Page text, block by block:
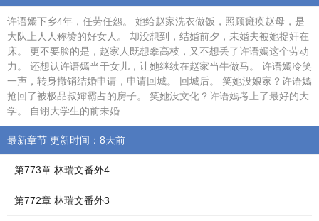
许语嫣下乡4年，任劳任怨。 她给赵家洗衣做饭，照顾瘫痪赵母，是
大队上人人称赞的好女人。 却没想到，结婚前夕，未婚夫被她捉奸在
床。 更不要脸的是，赵家人既想攀高枝，又不想丢了许语嫣这个劳动
力。 还想认许语嫣当干女儿，让她继续在赵家当牛做马。 许语嫣冷笑
一声，转身撤销结婚申请，申请回城。 回城后。 笑她没娘家？许语嫣
抢回了被极品叔婶霸占的房子。 笑她没文化？许语嫣考上了最好的大
学。 自诩大学生的前未婚
最新章节 更新时间：8天前
第773章 林瑞文番外4
第772章 林瑞文番外3